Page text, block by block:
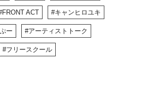
FRONT ACT キャンヒロユキ
ー アーティストトーク
フリースクール